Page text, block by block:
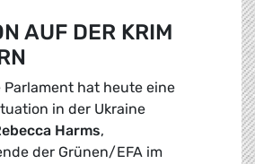
AUF DER KRIM
Parlament hat heute eine
in der Ukraine
Harms,
der Grünen/EFA im